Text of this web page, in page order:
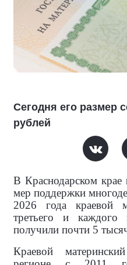
Сегодня его размер
рублей
В Краснодарском крае
мер поддержки
2026 года краевой
третьего и
получили почти 5
Краевой